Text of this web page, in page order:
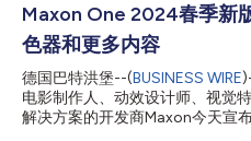
Maxon One 2024春季新
色器和更多内容
德国巴特洪堡--(BUSINESS WIRE
电影制作人、动效设计师、视觉
解决方案的开发商Maxon今天宣